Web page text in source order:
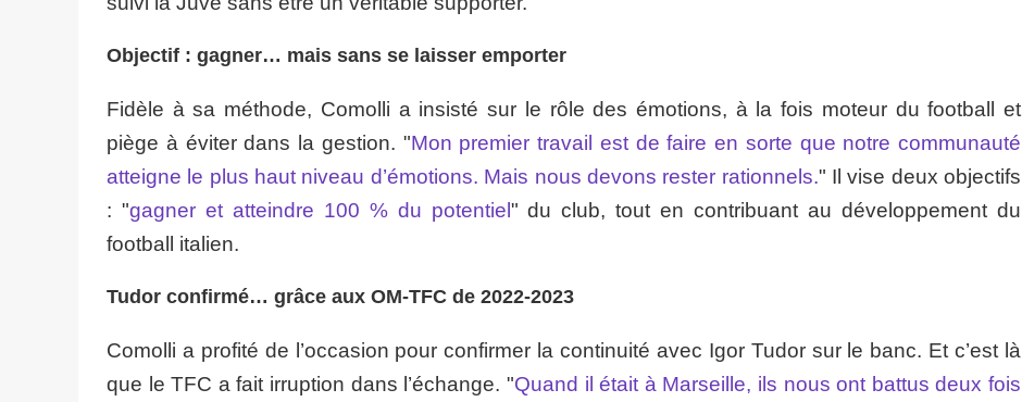
Objectif : gagner… mais sans se laisser emporter
Fidèle à sa méthode, Comolli a insisté sur le rôle des émotions, à la fois moteur du football et
piège à éviter dans la gestion. "Mon premier travail est de faire en sorte que notre communauté
atteigne le plus haut niveau d’émotions. Mais nous devons rester rationnels." Il vise deux objectifs
: "gagner et atteindre 100 % du potentiel " du club, tout en contribuant au développement du
football italien.
Tudor confirmé… grâce aux OM-TFC de 2022-2023
Comolli a profité de l’occasion pour confirmer la continuité avec Igor Tudor sur le banc. Et c’est là
que le TFC a fait irruption dans l’échange. "Quand il était à Marseille, ils nous ont battus deux fois